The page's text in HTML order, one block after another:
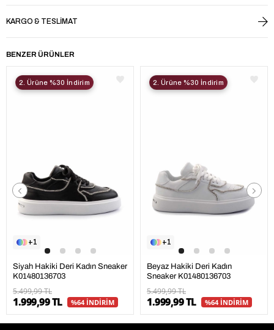
KARGO & TESLIMAT
BENZER ÜRÜNLER
1
Siyah Hakiki Deri Kadın Sneaker
K01480136703
5.499,99 TL
1.999,99 TL %64 İNDİRİM
2. Ürüne %30 İndirim
1
Beyaz Hakiki Deri Kadın
Sneaker K01480136703
5.499,99 TL
1.999,99 TL %64 İNDİRİM
2. Ürüne %30 İndirim